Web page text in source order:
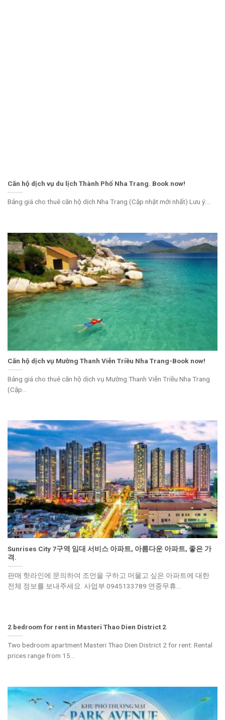
Căn hộ dịch vụ du lịch Thành Phố Nha Trang. Book now!
Bảng giá cho thuê căn hộ dịch Nha Trang (Cập nhật mới nhất) Lưu ý:...
Căn hộ dịch vụ Mường Thanh Viễn Triều Nha Trang-Book now!
Bảng giá cho thuê căn hộ dịch vụ Mường Thanh Viễn Triều Nha Trang
(Cập...
Sunrises City 7구역 임대 서비스 아파트, 아름다운 아파트, 좋은 가
격.
판매 핫라인에 문의하여 조언을 구하고 머물고 싶은 아파트에 대한
전체 정보를 보내주세요. 사업부 0945133789 연중무휴...
2 bedroom for rent in Masteri Thao Dien District 2
Two bedroom apartment Masteri Thao Dien District 2 for rent: Rental
prices range from 15...